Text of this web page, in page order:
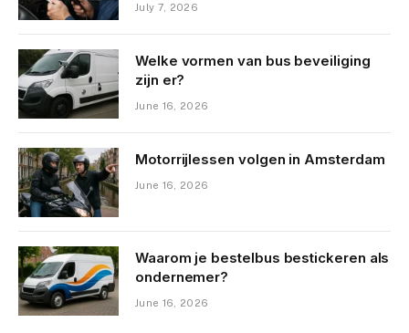
July 7, 2026
Welke vormen van bus beveiliging
zijn er?
June 16, 2026
Motorrijlessen volgen in Amsterdam
June 16, 2026
Waarom je bestelbus bestickeren als
ondernemer?
June 16, 2026